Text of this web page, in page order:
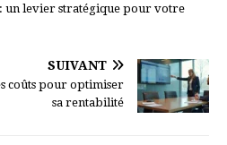
un levier stratégique pour votre
SUIVANT
coûts pour optimiser
sa rentabilité